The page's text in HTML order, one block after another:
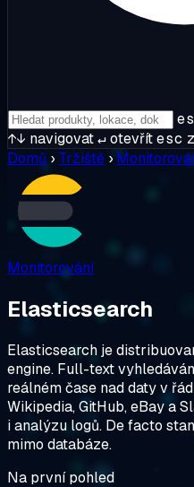
↑↓ navigovat↵otevřítesc
Domů › Tržiště ›
Monitorování
Elasticsearch
Elasticsearch je
engine. Full-text
reálném čase nad daty v
Wikipedia, GitHub, eBay a
i analýzu logů. De facto
mimo databáze.
Na první pohled